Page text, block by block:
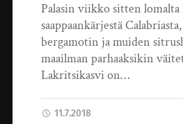
Palasin viikko sitten lomalta
saappaankärjestä
bergamotin ja muiden
maailman parhaaksikin
Lakritsikasvi on…
11.7.2018